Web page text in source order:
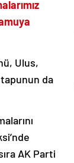
Ulus,
da
AK Parti